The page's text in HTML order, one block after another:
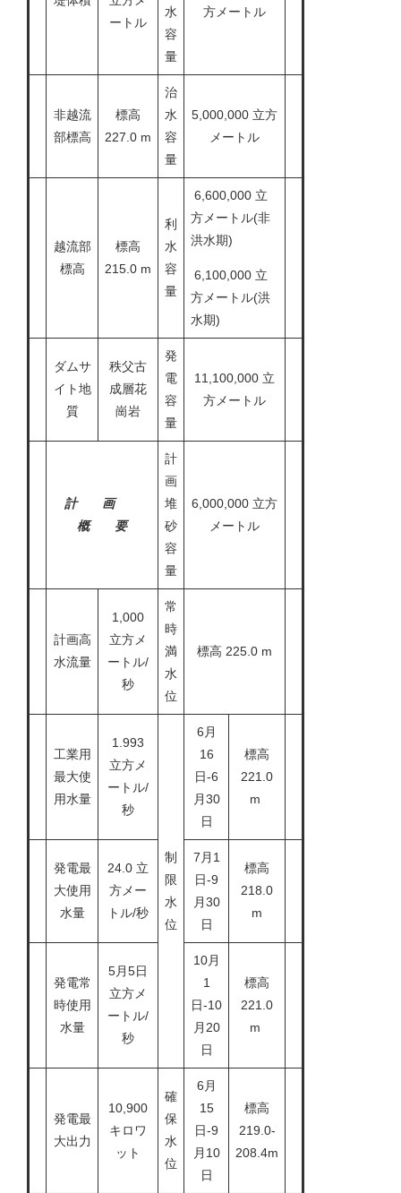
ートル
水
容
量
方メートル
非越流
部標高
標高
227.0 m
治
水
容
量
5,000,000 立方
メートル
越流部
標高
標高
215.0 m
利
水
容
量
6,600,000 立
方メートル(非
洪水期)
6,100,000 立
方メートル(洪
水期)
ダムサ
イト地
質
秩父古
成層花
崗岩
発
電
容
量
11,100,000 立
方メートル
計 画
概 要
計
画
堆
砂
容
量
6,000,000 立方
メートル
計画高
水流量
1,000
立方メ
ートル/
秒
常
時
満
水
位
標高 225.0 m
工業用
最大使
用水量
1.993
立方メ
ートル/
秒
制
限
水
位
6月
16
日-6
月30
日
標高
221.0
m
発電最
大使用
水量
24.0 立
方メー
トル/秒
7月1
日-9
月30
日
標高
218.0
m
発電常
時使用
水量
5月5日
立方メ
ートル/
秒
10月
1
日-10
月20
日
標高
221.0
m
発電最
大出力
10,900
キロワ
ット
確
保
水
位
6月
15
日-9
月10
日
標高
219.0-
208.4m